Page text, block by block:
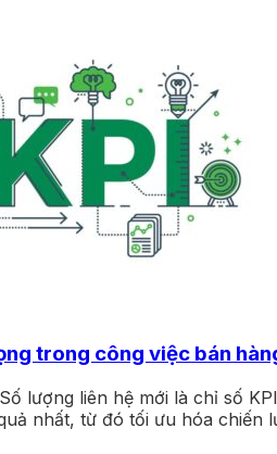
trong công việc bán
lượng liên hệ mới là chỉ số
nhất, từ đó tối ưu hóa